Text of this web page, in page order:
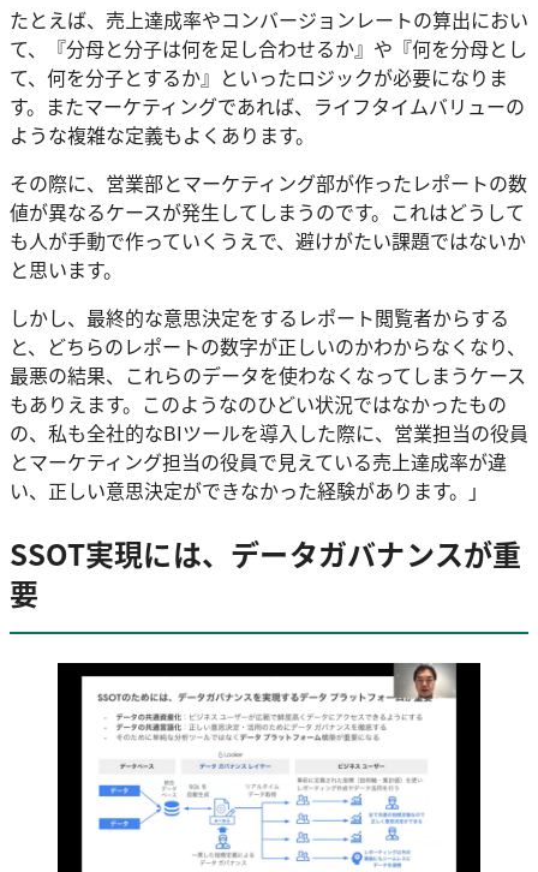
たとえば、売上達成率やコンバージョンレートの算出におい
て、『分母と分子は何を足し合わせるか』や『何を分母とし
て、何を分子とするか』といったロジックが必要になりま
す。またマーケティングであれば、ライフタイムバリューの
ような複雑な定義もよくあります。
その際に、営業部とマーケティング部が作ったレポートの数
値が異なるケースが発生してしまうのです。これはどうして
も人が手動で作っていくうえで、避けがたい課題ではないか
と思います。
しかし、最終的な意思決定をするレポート閲覧者からする
と、どちらのレポートの数字が正しいのかわからなくなり、
最悪の結果、これらのデータを使わなくなってしまうケース
もありえます。このようなのひどい状況ではなかったもの
の、私も全社的なBIツールを導入した際に、営業担当の役員
とマーケティング担当の役員で見えている売上達成率が違
い、正しい意思決定ができなかった経験があります。」
SSOT実現には、データガバナンスが重
要